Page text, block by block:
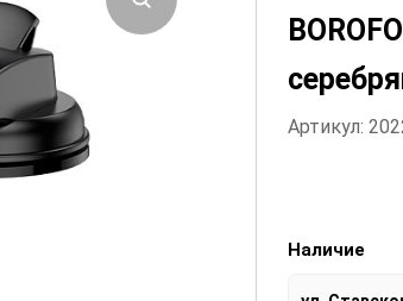
Артикул:
Наличие